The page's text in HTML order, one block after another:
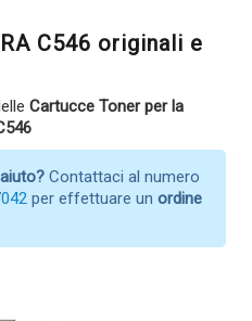
C546 originali e
Cartucce Toner per la
Contattaci al numero
per effettuare un ordine